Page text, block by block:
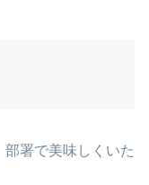
部署で美味しくいた